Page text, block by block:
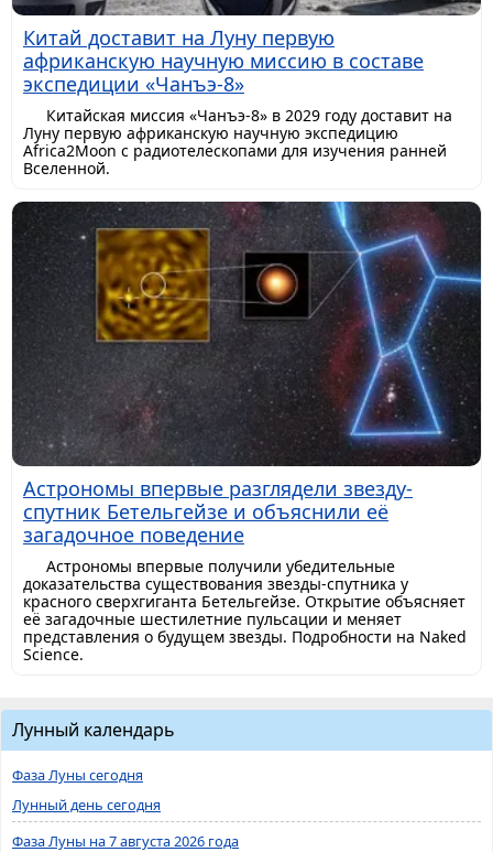
Китай доставит на Луну первую
африканскую научную миссию в составе
экспедиции «Чанъэ-8»
Китайская миссия «Чанъэ-8» в 2029 году доставит на
Луну первую африканскую научную экспедицию
Africa2Moon с радиотелескопами для изучения ранней
Вселенной.
Астрономы впервые разглядели звезду-
спутник Бетельгейзе и объяснили её
загадочное поведение
Астрономы впервые получили убедительные
доказательства существования звезды-спутника у
красного сверхгиганта Бетельгейзе. Открытие объясняет
её загадочные шестилетние пульсации и меняет
представления о будущем звезды. Подробности на Naked
Science.
Лунный календарь
Фаза Луны сегодня
Лунный день сегодня
Фаза Луны на 7 августа 2026 года